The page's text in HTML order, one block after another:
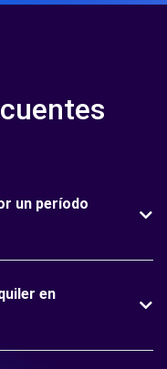
un período
en